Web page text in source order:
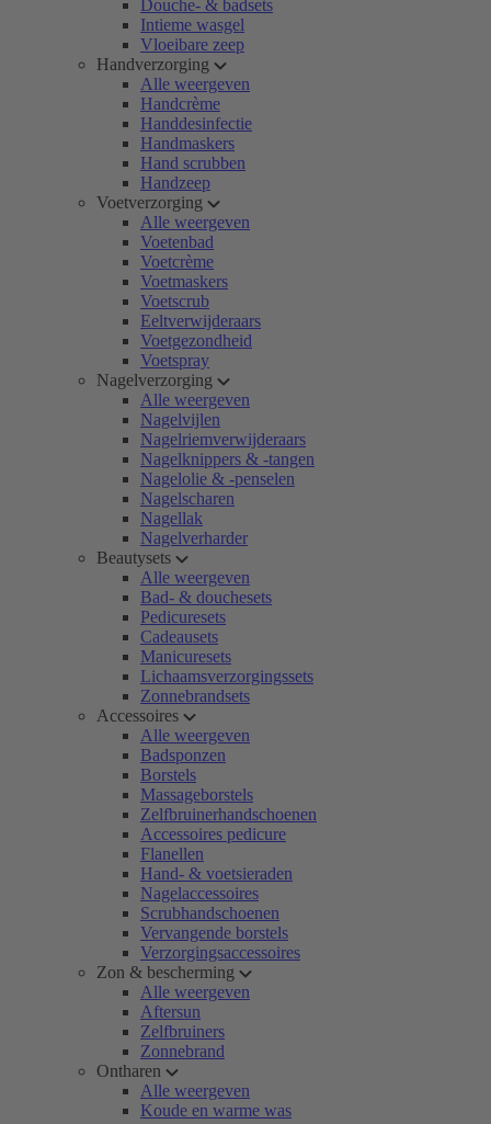
Douche- & badsets
Intieme wasgel
Vloeibare zeep
Handverzorging
Alle weergeven
Handcrème
Handdesinfectie
Handmaskers
Hand scrubben
Handzeep
Voetverzorging
Alle weergeven
Voetenbad
Voetcrème
Voetmaskers
Voetscrub
Eeltverwijderaars
Voetgezondheid
Voetspray
Nagelverzorging
Alle weergeven
Nagelvijlen
Nagelriemverwijderaars
Nagelknippers & -tangen
Nagelolie & -penselen
Nagelscharen
Nagellak
Nagelverharder
Beautysets
Alle weergeven
Bad- & douchesets
Pedicuresets
Cadeausets
Manicuresets
Lichaamsverzorgingssets
Zonnebrandsets
Accessoires
Alle weergeven
Badsponzen
Borstels
Massageborstels
Zelfbruinerhandschoenen
Accessoires pedicure
Flanellen
Hand- & voetsieraden
Nagelaccessoires
Scrubhandschoenen
Vervangende borstels
Verzorgingsaccessoires
Zon & bescherming
Alle weergeven
Aftersun
Zelfbruiners
Zonnebrand
Ontharen
Alle weergeven
Koude en warme was